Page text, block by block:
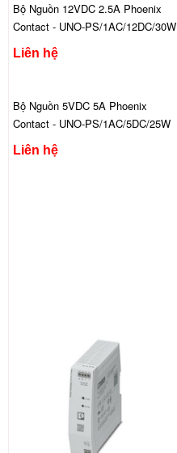
Bộ Nguồn 12VDC 2.5A Phoenix
Contact - UNO-PS/1AC/12DC/30W
Liên hệ
Bộ Nguồn 5VDC 5A Phoenix
Contact - UNO-PS/1AC/5DC/25W
Liên hệ